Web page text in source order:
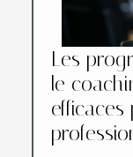
Les
le